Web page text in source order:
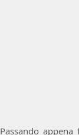
Passando